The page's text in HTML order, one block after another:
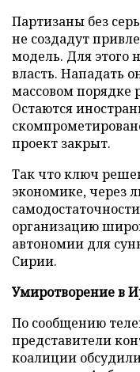
Партизаны без
не создадут
модель. Для этого
власть. Нападать
массовом порядке
Остаются
проект закрыт.
Так что ключ
экономике, через
организацию
автономии для
Сирии.
Умиротворение в
По сообщению
представители
коалиции